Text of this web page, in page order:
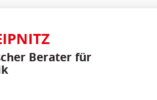
Berater für